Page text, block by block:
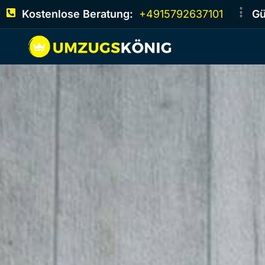
Kostenlose Beratung: +4915792637101